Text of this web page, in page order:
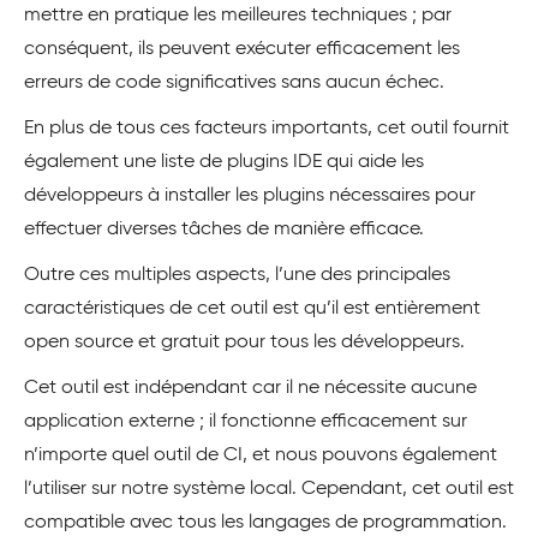
mettre en pratique les meilleures techniques ; par
conséquent, ils peuvent exécuter efficacement les
erreurs de code significatives sans aucun échec.
En plus de tous ces facteurs importants, cet outil fournit
également une liste de plugins IDE qui aide les
développeurs à installer les plugins nécessaires pour
effectuer diverses tâches de manière efficace.
Outre ces multiples aspects, l’une des principales
caractéristiques de cet outil est qu’il est entièrement
open source et gratuit pour tous les développeurs.
Cet outil est indépendant car il ne nécessite aucune
application externe ; il fonctionne efficacement sur
n’importe quel outil de CI, et nous pouvons également
l’utiliser sur notre système local. Cependant, cet outil est
compatible avec tous les langages de programmation.